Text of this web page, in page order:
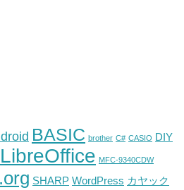
BASIC brother C# CASIO DIY
LibreOffice MFC-9340CDW
SHARP WordPress カヤック